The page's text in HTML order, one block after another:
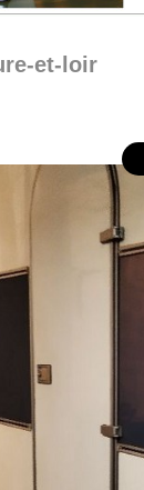
et-loir